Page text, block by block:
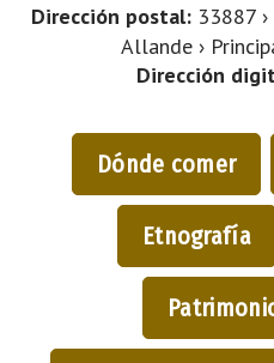
Dirección postal: 33887
Allande ›
Dirección
Dónde comer
Etnografía